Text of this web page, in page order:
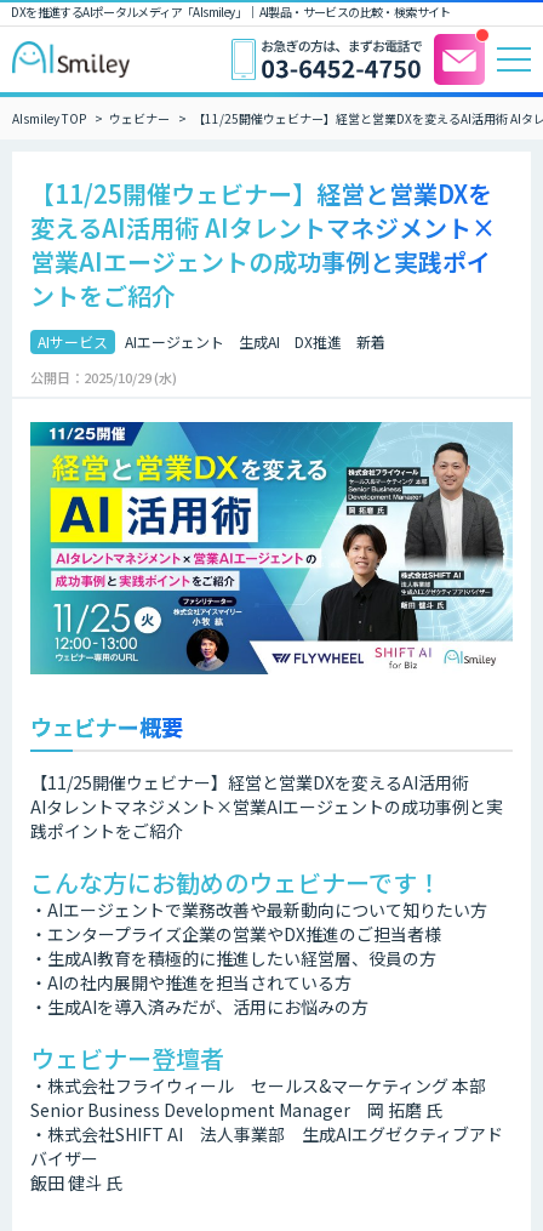
DXを推進するAIポータルメディア「AIsmiley」｜ AI製品・サービスの比較・検索サイト
AIsmiley TOP ウェビナー 【11/25開催ウェビナー】経営と営業DXを変えるAI活用術 AI
【11/25開催ウェビナー】経営と営業DXを
変えるAI活用術 AIタレントマネジメント×
営業AIエージェントの成功事例と実践ポイ
ントをご紹介
AIサービス AIエージェント 生成AI DX推進 新着
公開日：2025/10/29 (水)
ウェビナー概要
【11/25開催ウェビナー】経営と営業DXを変えるAI活用術
AIタレントマネジメント×営業AIエージェントの成功事例と実
践ポイントをご紹介
こんな方にお勧めのウェビナーです！
・AIエージェントで業務改善や最新動向について知りたい方
・エンタープライズ企業の営業やDX推進のご担当者様
・生成AI教育を積極的に推進したい経営層、役員の方
・AIの社内展開や推進を担当されている方
・生成AIを導入済みだが、活用にお悩みの方
ウェビナー登壇者
・株式会社フライウィール セールス&マーケティング 本部
Senior Business Development Manager 岡 拓磨 氏
・株式会社SHIFT AI 法人事業部 生成AIエグゼクティブアド
バイザー
飯田 健斗 氏